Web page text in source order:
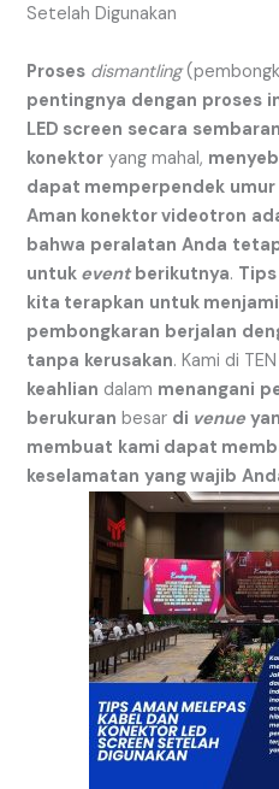
Setelah Digunakan
Proses dismantling
pentingnya dengan proses
LED screen secara
konektor yang mahal,
dapat memperpendek umur
Aman konektor videotron
bahwa peralatan Anda
untuk event berikutnya. Tips
kita terapkan untuk
pembongkaran berjalan
tanpa kerusakan. Kami di
keahlian dalam menangani
berukuran besar di venue
membuat kami dapat
keselamatan yang wajib